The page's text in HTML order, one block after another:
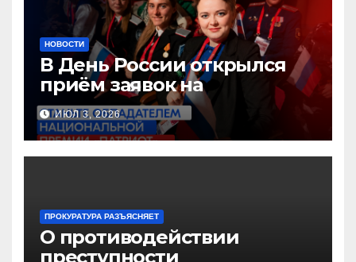
НОВОСТИ
В День России открылся
приём заявок на
Национальную премию
«Патриот»
ИЮЛ 3, 2026
ПРОКУРАТУРА РАЗЪЯСНЯЕТ
О противодействии
преступности